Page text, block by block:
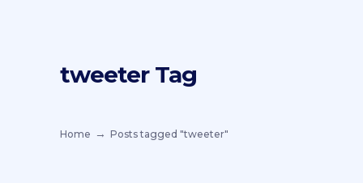
tweeter Tag
Home Posts tagged "tweeter"